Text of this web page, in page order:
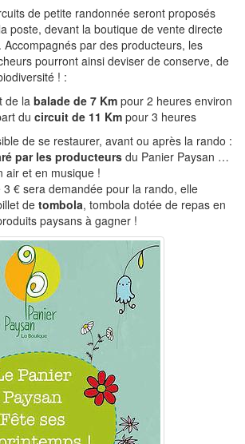
de petite randonnée seront proposés
poste, devant la boutique de vente directe
Accompagnés par des producteurs, les
pourront ainsi deviser de conserve, de
! :
de la balade de 7 Km pour 2 heures environ
du circuit de 11 Km pour 3 heures
de se restaurer, avant ou après la rando :
par les producteurs du Panier Paysan …
air et en musique !
€ sera demandée pour la rando, elle
de tombola, tombola dotée de repas en
paysans à gagner !